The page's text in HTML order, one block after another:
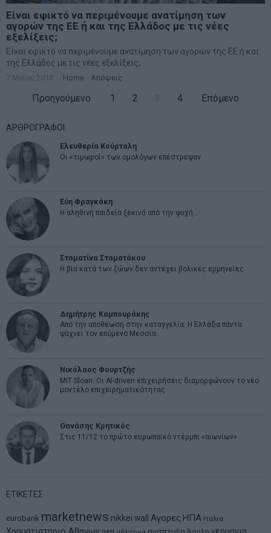
Είναι εφικτό να περιμένουμε ανατίμηση των
αγορών της ΕΕ ή και της Ελλάδος με τις νέες
εξελίξεις;
Είναι εφικτό να περιμένουμε ανατίμηση των αγορών της ΕΕ ή και
της Ελλάδος με τις νέες εξελίξεις;
7 Μαΐου 2013 Home Απόψεις
Προηγούμενο 1 2 4 Επόμενο
ΑΡΘΡΟΓΡΑΦΟΙ
Ελευθερία Κούρταλη
Οι «τιμωροί» των ομολόγων επέστρεψαν
Εύη Φραγκάκη
Η αληθινή παιδεία ξεκινά από την ψυχή…
Σταματίνα Σταματάκου
Η βία κατά των ζώων δεν αντέχει βολικές ερμηνείες
Δημήτρης Καμπουράκης
Από την αποθέωση στην καταγγελία: Η Ελλάδα πάντα
ψάχνει τον επόμενο Μεσσία
Νικόλαος Φουρτζής
MIT Sloan: Οι AI-driven επιχειρήσεις διαμορφώνουν το νέο
μοντέλο επιχειρηματικότητας
Θανάσης Κρητικός
Στις 11/12 το πρώτο ευρωπαϊκό ντέρμπι «αιωνίων»
ΕΤΙΚΕΤΕΣ
eurobank marketnews nikkei wall Αγορες ΗΠΑ Ιταλια